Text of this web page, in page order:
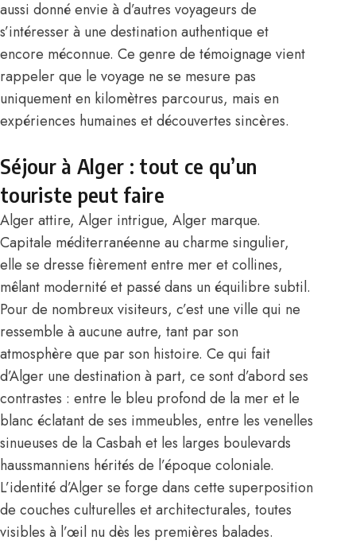
aussi donné envie à d’autres voyageurs de
s’intéresser à une destination authentique et
encore méconnue. Ce genre de témoignage vient
rappeler que le voyage ne se mesure pas
uniquement en kilomètres parcourus, mais en
expériences humaines et découvertes sincères.
Séjour à Alger : tout ce qu’un
touriste peut faire
Alger attire, Alger intrigue, Alger marque.
Capitale méditerranéenne au charme singulier,
elle se dresse fièrement entre mer et collines,
mêlant modernité et passé dans un équilibre subtil.
Pour de nombreux visiteurs, c’est une ville qui ne
ressemble à aucune autre, tant par son
atmosphère que par son histoire. Ce qui fait
d’Alger une destination à part, ce sont d’abord ses
contrastes : entre le bleu profond de la mer et le
blanc éclatant de ses immeubles, entre les venelles
sinueuses de la Casbah et les larges boulevards
haussmanniens hérités de l’époque coloniale.
L’identité d’Alger se forge dans cette superposition
de couches culturelles et architecturales, toutes
visibles à l’œil nu dès les premières balades.